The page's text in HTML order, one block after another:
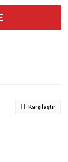
Karşılaştır